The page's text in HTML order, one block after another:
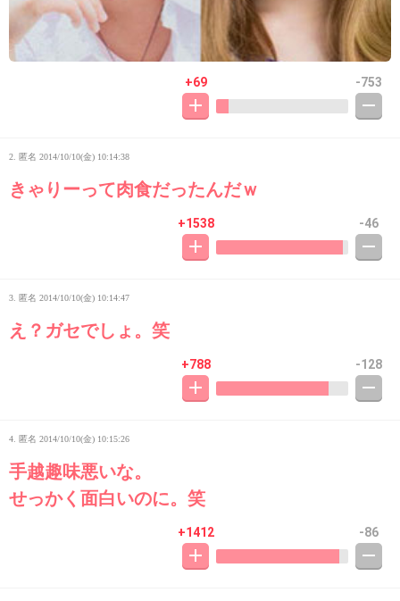
+69 -753
2. 匿名 2014/10/10(金) 10:14:38
きゃりーって肉食だったんだｗ
+1538 -46
3. 匿名 2014/10/10(金) 10:14:47
え？ガセでしょ。笑
+788 -128
4. 匿名 2014/10/10(金) 10:15:26
手越趣味悪いな。
せっかく面白いのに。笑
+1412 -86